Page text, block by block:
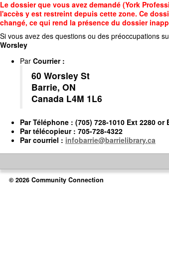
Accédez
au
contenu
principal
Le dossier que vous avez demandé (York
l'accès y est restreint depuis cette zone. Ce
changé, ce qui rend la présence du dossier
Si vous avez des questions ou des préoccupations
Worsley
Par Courrier:
60 Worsley St
Barrie, ON
Canada L4M 1L6
ParTéléphone : (705) 728-1010 Ext 2280 or
Partélécopieur: 705-728-4322
Parcourriel : infobarrie@barrielibrary.ca
© 2026 Community Connection